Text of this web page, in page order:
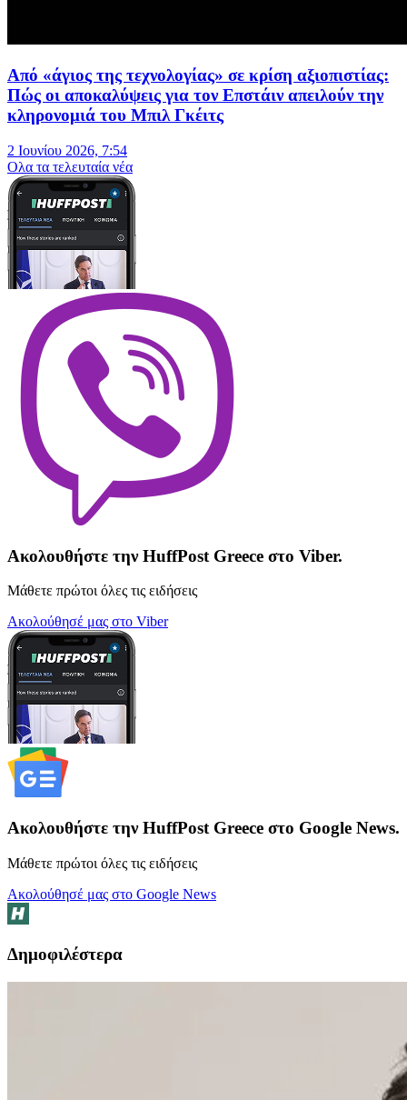
Από «άγιος της τεχνολογίας» σε κρίση αξιοπιστίας:
Πώς οι αποκαλύψεις για τον Επστάιν απειλούν την
κληρονομιά του Μπιλ Γκέιτς
2 Ιουνίου 2026, 7:54
Oλα τα τελευταία νέα
Ακολουθήστε την HuffPost Greece στο Viber.
Μάθετε πρώτοι όλες τις ειδήσεις
Ακολούθησέ μας στο Viber
Ακολουθήστε την HuffPost Greece στο Google News.
Μάθετε πρώτοι όλες τις ειδήσεις
Ακολούθησέ μας στο Google News
Δημοφιλέστερα